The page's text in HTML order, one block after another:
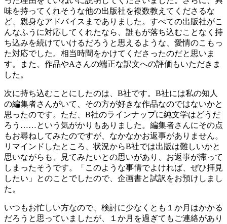
味を持ってくれそうな他の出版社を複数教えてくださるな
ど、親身なアドバイスまでありました。すべての出版社がこ
んなふうに対応してくれたなら、誰もが落ち込むことなく持
ち込みを続けていけるだろうと思えるような、愛情のこもっ
た対応でした。相当時間をかけてくださったのだと思いま
す。また、作品やAさんの端正な訳文への評価もいただきま
した。
次に持ち込むことにしたのは、B社です。B社には私の知人
の編集者さんがいて、その方が好きな作品なのではないかと
思ったのです。ただ、B社のラインナップに純文学はどうだ
ろう……という気がかりもありました。編集者さんにその点
もお尋ねしてみたのですが、なかなかお返事がありません。
リマインドしたところ、状況からB社では出版は難しいかと
思いながらも、見てみたいとの思いがあり、お返事が滞って
しまったそうです。「このような事情でよければ、ぜひ拝見
したい」とのことでしたので、企画書と試訳をお預けしまし
た。
いつもお忙しい方なので、検討に少なくとも１か月はかかる
だろうと思っていましたが、１か月を過ぎてもご連絡があり